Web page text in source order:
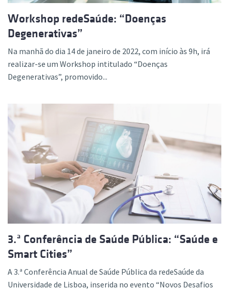
Workshop redeSaúde: “Doenças
Degenerativas”
Na manhã do dia 14 de janeiro de 2022, com início às 9h, irá
realizar-se um Workshop intitulado “Doenças
Degenerativas”, promovido...
3.ª Conferência de Saúde Pública: “Saúde e
Smart Cities”
A 3.ª Conferência Anual de Saúde Pública da redeSaúde da
Universidade de Lisboa, inserida no evento “Novos Desafios